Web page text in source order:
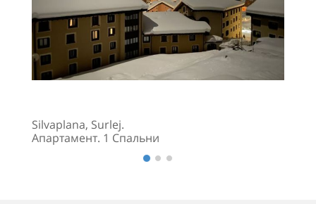
Silvaplana, Surlej.
Апартамент. 1 Спальни